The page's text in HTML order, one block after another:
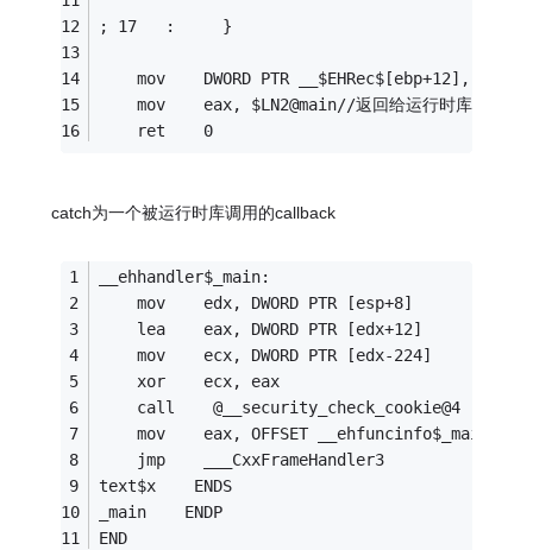
; 17   :     }
mov    DWORD PTR __$EHRec$[ebp+12], -1//
mov    eax, $LN2@main//返回给运行时库 下一
    ret    0
catch为一个被运行时库调用的callback
__ehhandler$_main:
    mov    edx, DWORD PTR [esp+8]
    lea    eax, DWORD PTR [edx+12]
    mov    ecx, DWORD PTR [edx-224]
    xor    ecx, eax
    call    @__security_check_cookie@4
    mov    eax, OFFSET __ehfuncinfo$_main
    jmp    ___CxxFrameHandler3
text$x    ENDS
_main    ENDP
END